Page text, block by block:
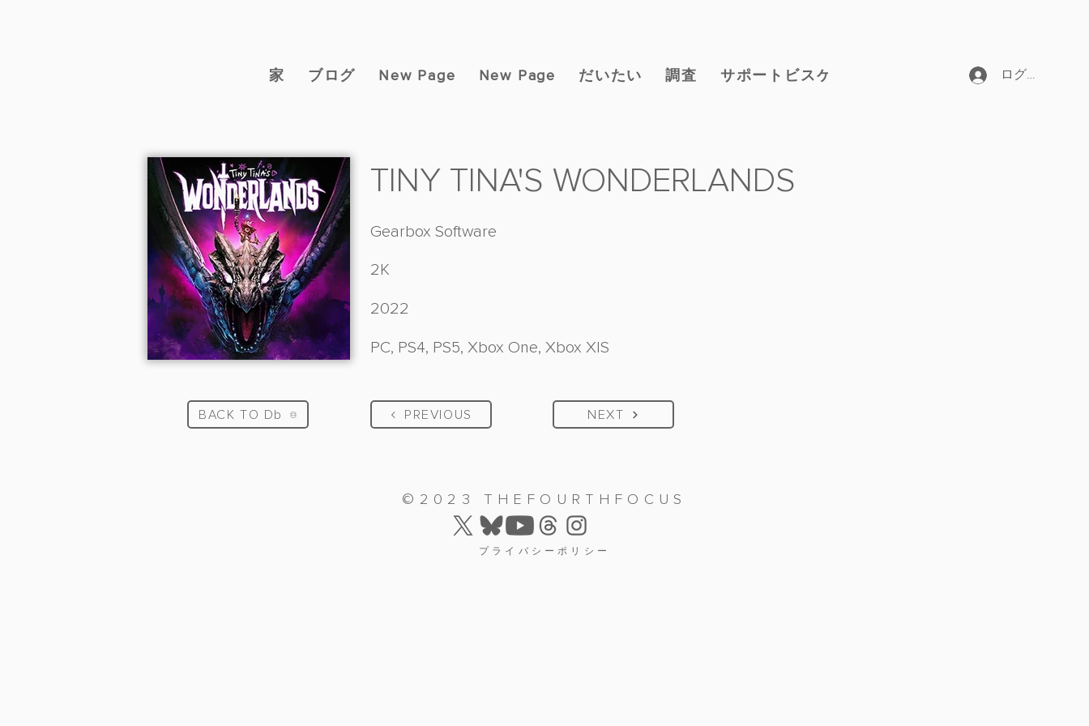
家 ブログ New Page New Page だいたい 調査 サポートビスケット ログイン
BACK TO Db
TINY TINA'S WONDERLANDS
Gearbox Software
2K
2022
PC, PS4, PS5, Xbox One, Xbox X|S
PREVIOUS NEXT
©2023 THEFOURTHFOCUS
プライバシーポリシー